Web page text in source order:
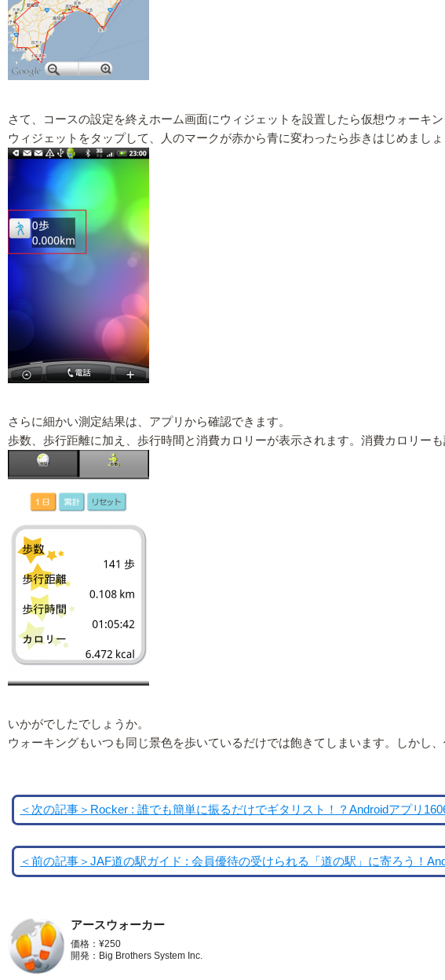
さて、コースの設定を終えホーム画面にウィジェットを設置したら仮想ウォーキン
ウィジェットをタップして、人のマークが赤から青に変わったら歩きはじめまし
さらに細かい測定結果は、アプリから確認できます。
歩数、歩行距離に加え、歩行時間と消費カロリーが表示されます。消費カロリー
いかがでしたでしょうか。
ウォーキングもいつも同じ景色を歩いているだけでは飽きてしまいます。しかし
＜次の記事＞Rocker : 誰でも簡単に振るだけでギタリスト！？Androidアプリ
＜前の記事＞JAF道の駅ガイド : 会員優待の受けられる「道の駅」に寄ろう！
アースウォーカー
価格：¥250
開発：Big Brothers System Inc.